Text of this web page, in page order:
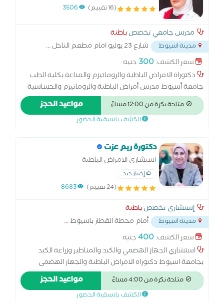
(16 تقييم) 3506
مدرس جامعي تخصصباطنة
مدينة اسيوط شارع 23 يوليو امام مطعم الناحل
...
سعر الكشف:300 جنيه
دكتوراة الامراض الباطنة والروماتيزم والمناعة بكلية الطب
جامعة أسيوط مدرس أمراض الباطنة والروماتيزم والحساسية
والمناعة بكليھ طب بجامعة أسيوط عضو الجمعية المصرية
لامراض الروماتيزم والمناعة
متاحة بكرة من 12:00 مساءً مواعيد الحجز
الكشف باسبقية الحضور
دكتورة ريم عزت
استشاري الامراض الباطنة
إختيار جيد
(24 تقييم) 8683
إستشاري تخصصباطنة
مدينة اسيوط أمام محطة القطار باسيوط...
سعر الكشف:400جنيه
استشاري الجهاز الهضمي والكبد والمناظير وزراعة الكبد
بجامعة اسيوط دكتوراه الامراض الباطنة والجهاز الهضمى
والكبد والمناظير خبرة 19 سنة بالامراض الباطنة وجهاز هضمي
وكبد عضو في فريق زراعة الكبد بأسيوط
متاحة بكرة من 4:00 مساءً مواعيد الحجز
الكشف باسبقية الحضور